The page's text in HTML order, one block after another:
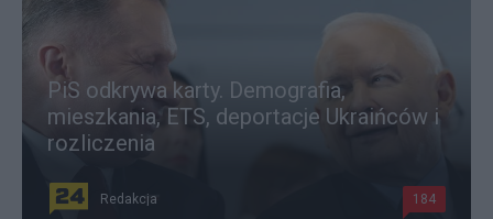
PiS odkrywa karty. Demografia,
mieszkania, ETS, deportacje Ukraińców i
rozliczenia
Redakcja 184